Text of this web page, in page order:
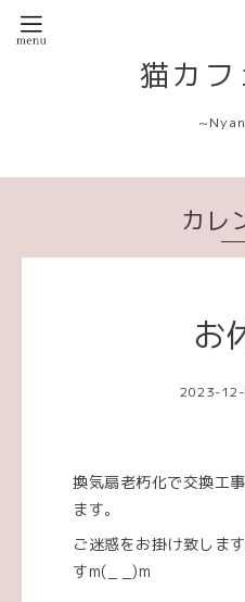
猫カ
カレ
お
2023-
換気扇老朽化で交換工
ます。
ご迷惑をお掛け致しま
すm(_ _)m